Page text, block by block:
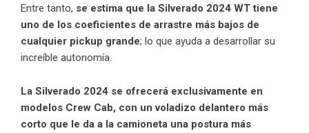
Entre tanto, se estima que la Silverado 2024 WT tiene
uno de los coeficientes de arrastre más bajos de
cualquier pickup grande; lo que ayuda a desarrollar su
increíble autonomía.
La Silverado 2024 se ofrecerá exclusivamente en
modelos Crew Cab, con un voladizo delantero más
corto que le da a la camioneta una postura más